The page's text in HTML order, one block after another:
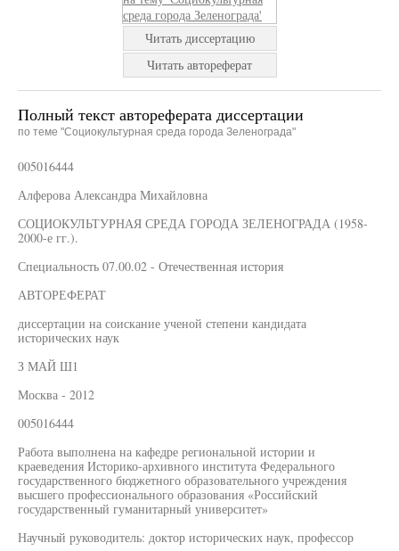
Читать диссертацию
Читать автореферат
Полный текст автореферата диссертации
по теме "Социокультурная среда города Зеленограда"
005016444
Алферова Александра Михайловна
СОЦИОКУЛЬТУРНАЯ СРЕДА ГОРОДА ЗЕЛЕНОГРАДА (1958-
2000-е гг.).
Специальность 07.00.02 - Отечественная история
АВТОРЕФЕРАТ
диссертации на соискание ученой степени кандидата
исторических наук
З МАЙ Ш1
Москва - 2012
005016444
Работа выполнена на кафедре региональной истории и
краеведения Историко-архивного института Федерального
государственного бюджетного образовательного учреждения
высшего профессионального образования «Российский
государственный гуманитарный университет»
Научный руководитель: доктор исторических наук, профессор